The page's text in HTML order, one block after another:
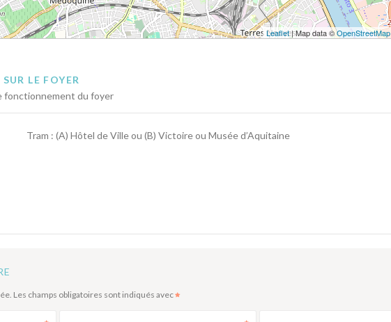
Leaflet| Map data ©OpenStreetMap
LE FOYER
fonctionnement du foyer
Tram : (A) Hôtel de Ville ou (B) Victoire ou Musée d’Aquitaine
Les champs obligatoires sont indiqués avec